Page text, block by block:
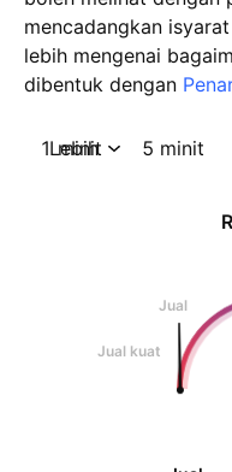
mencadangkan
lebih mengenai
dibentuk dengan
1 minit 5 minit
Lebih
Jual
Jual kuat